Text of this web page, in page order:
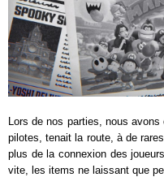
Lors de nos parties, nous
pilotes, tenait la route, à de
plus de la connexion des
vite, les items ne laissant que